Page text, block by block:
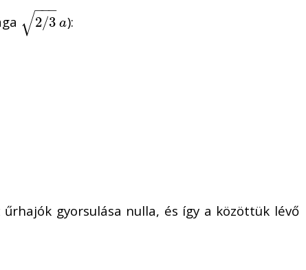
2/3
−−
−
√ a
2 /3a ):
gyorsulása nulla, és így a közöttük lévő